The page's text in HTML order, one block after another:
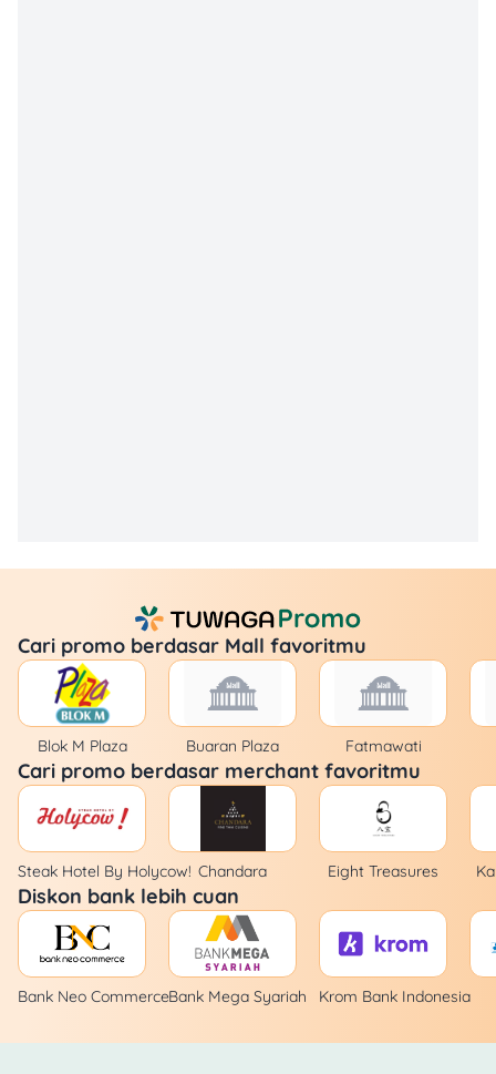
Cari promo berdasar Mall favoritmu
Blok M Plaza Buaran Plaza Fatmawati
Cari promo berdasar merchant favoritmu
Steak Hotel By Holycow! Chandara Eight Treasures
Diskon bank lebih cuan
Bank Neo CommerceBank Mega Syariah Krom Bank Indonesia